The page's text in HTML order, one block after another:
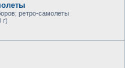
ретро-самолеты
г)